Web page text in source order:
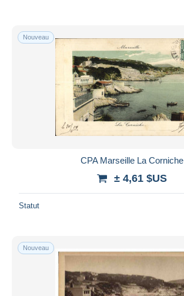
Nouveau
CPA Marseille La Corniche
± 4,61 $US
Statut
Nouveau